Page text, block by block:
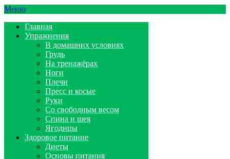
Меню
Главная
Упражнения
В домашних условиях
Грудь
На тренажёрах
Ноги
Плечи
Пресс и косые
Руки
Со свободным весом
Спина и шея
Ягодицы
Здоровое питание
Диеты
Основы питания